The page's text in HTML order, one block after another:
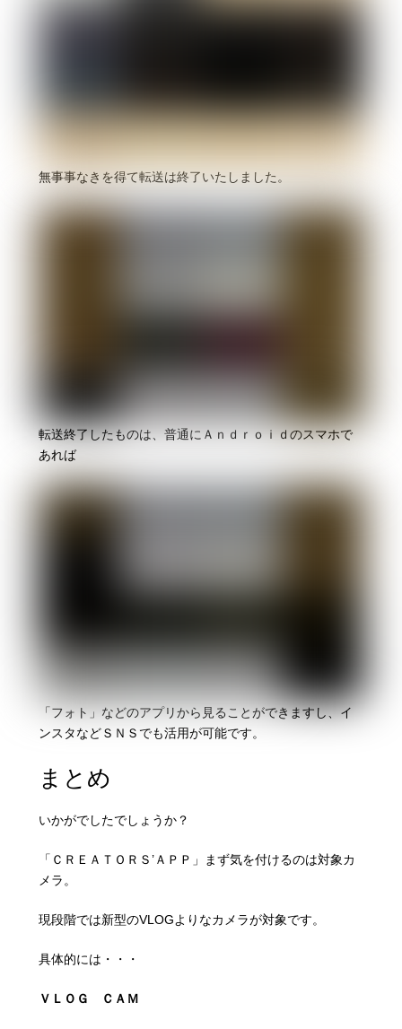
無事事なきを得て転送は終了いたしました。
転送終了したものは、普通にＡｎｄｒｏｉｄのスマホで
あれば
「フォト」などのアプリから見ることができますし、イ
ンスタなどＳＮＳでも活用が可能です。
まとめ
いかがでしたでしょうか？
「ＣＲＥＡＴＯＲＳ’ＡＰＰ」まず気を付けるのは対象カ
メラ。
現段階では新型のVLOGよりなカメラが対象です。
具体的には・・・
ＶＬＯＧ ＣＡＭ